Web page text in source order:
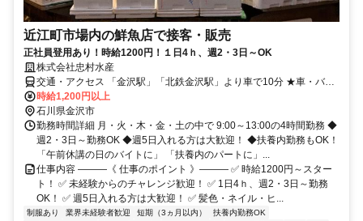
近江町市場内の鮮魚店で接客・販売
正社員登用あり！時給1200円！１日4ｈ、週2・3日～OK
株式会社忠村水産
交通・アクセス 「金沢駅」「北鉄金沢駅」より車で10分 ★車・バイ
ク・自転車通勤OK
時給1,200円以上
石川県金沢市
勤務時間詳細 月・火・木・金・土の中で 9:00～13:00の4時間勤務 ◆
週2・3日～勤務OK ◆週5日入れる方は大歓迎！ ◆扶養内勤務もOK！
「午前休講の日のバイトに」 「扶養内のパートに」...
仕事内容 ―――《 仕事のポイント 》――― ✅ 時給1200円～スター
ト！ ✅ 未経験からのチャレンジ歓迎！ ✅ 1日4ｈ、週2・3日～勤務
OK！ ✅ 週5日入れる方は大歓迎！ ✅ 髪色・ネイル・ヒ...
制服あり 業界未経験者歓迎 短期（3ヵ月以内）
扶養内勤務OK